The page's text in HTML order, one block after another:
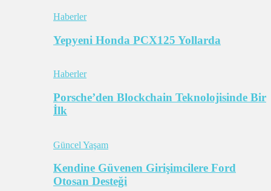
Haberler
Yepyeni Honda PCX125 Yollarda
Haberler
Porsche’den Blockchain Teknolojisinde Bir
İlk
Güncel Yaşam
Kendine Güvenen Girişimcilere Ford
Otosan Desteği